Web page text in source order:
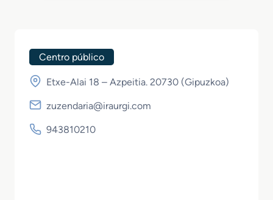
Centro público
Etxe-Alai 18 – Azpeitia. 20730 (Gipuzkoa)
zuzendaria@iraurgi.com
943810210